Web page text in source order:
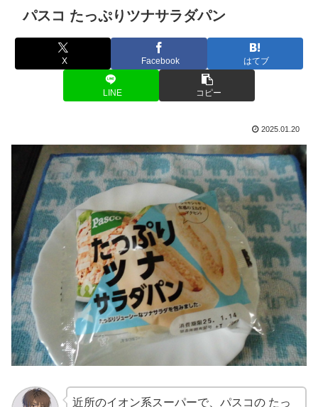
パスコ たっぷりツナサラダパン
X Facebook はてブ
LINE コピー
2025.01.20
近所のイオン系スーパーで、パスコの たっ